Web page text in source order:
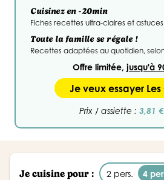
Cuisinez en -20min
Fiches recettes ultra-claires et
Toute la famille se régale !
Recettes adaptées au quotidien,
Offre limitée, jusqu'à
Je veux essayer
Prix / assiette : 3,81 €
Je cuisine pour : 2 pers. 4